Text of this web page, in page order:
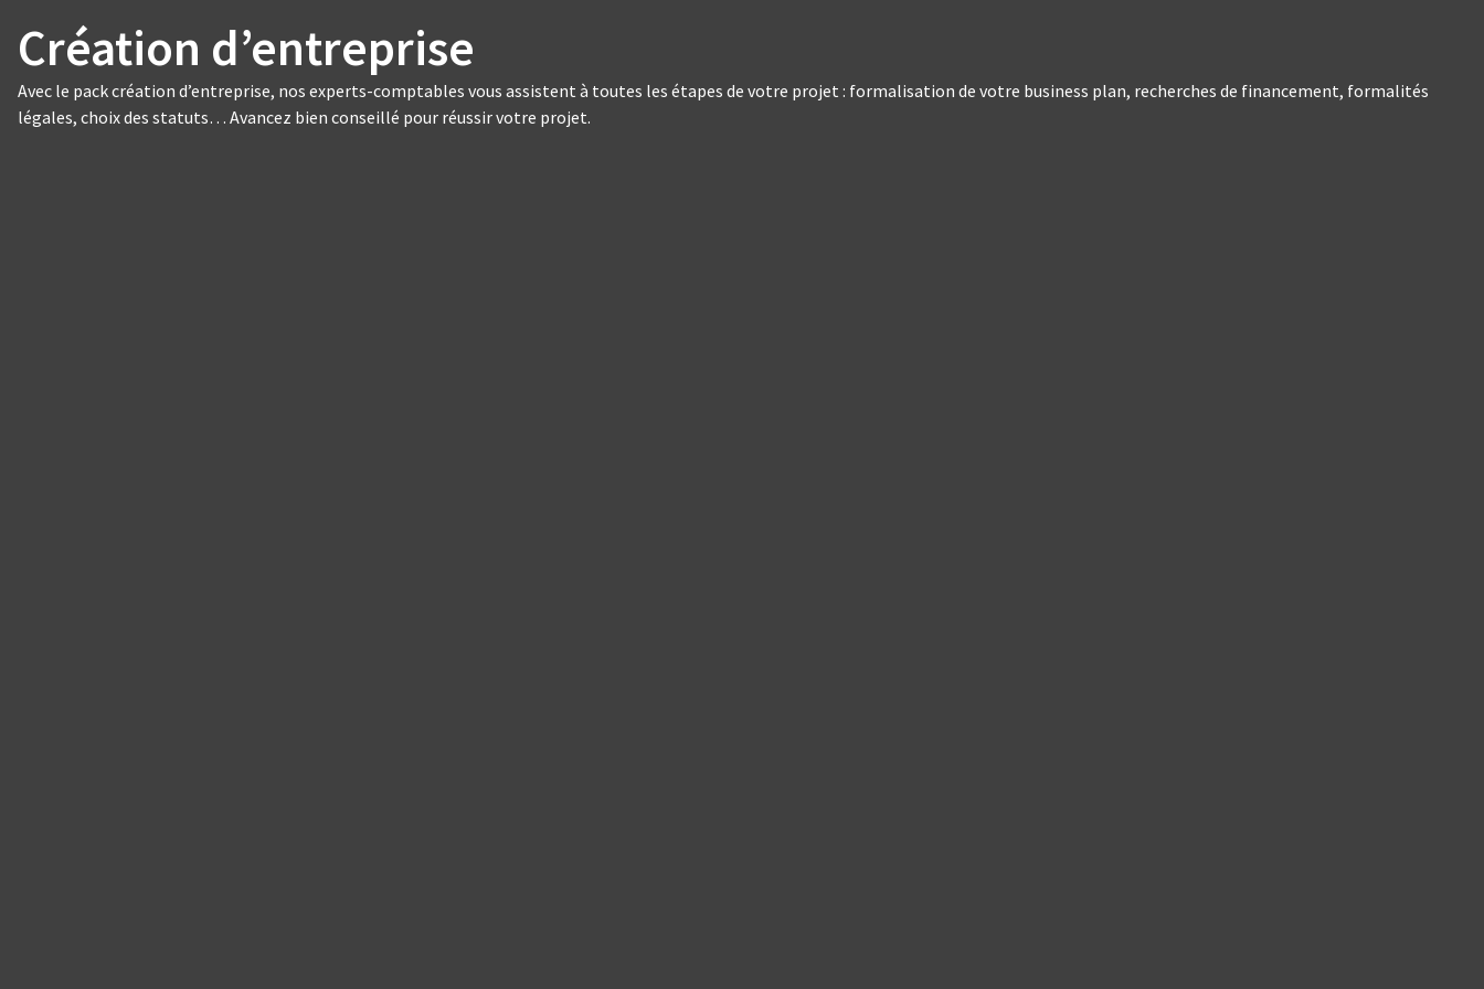
Création d’entreprise
Avec le pack création d’entreprise, nos experts-comptables vous assistent à toutes les étapes de votre projet : formalisation de votre business plan, recherches de financement, formalités
légales, choix des statuts… Avancez bien conseillé pour réussir votre projet.